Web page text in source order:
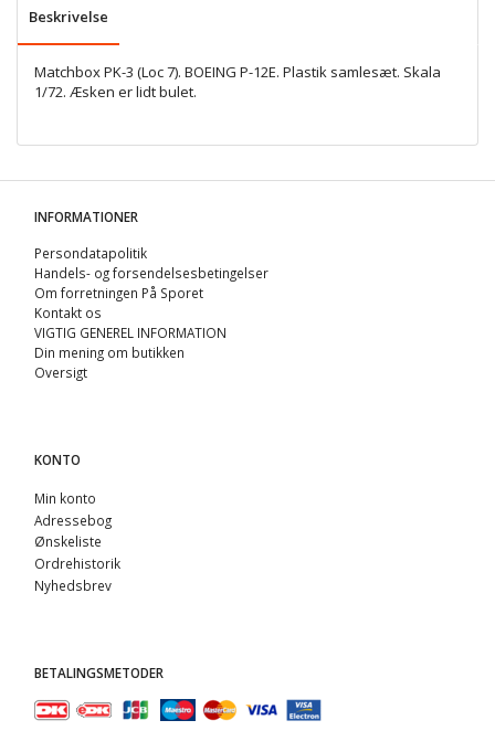
Beskrivelse
Matchbox PK-3 (Loc 7). BOEING P-12E. Plastik samlesæt. Skala
1/72. Æsken er lidt bulet.
INFORMATIONER
Persondatapolitik
Handels- og forsendelsesbetingelser
Om forretningen På Sporet
Kontakt os
VIGTIG GENEREL INFORMATION
Din mening om butikken
Oversigt
KONTO
Min konto
Adressebog
Ønskeliste
Ordrehistorik
Nyhedsbrev
BETALINGSMETODER